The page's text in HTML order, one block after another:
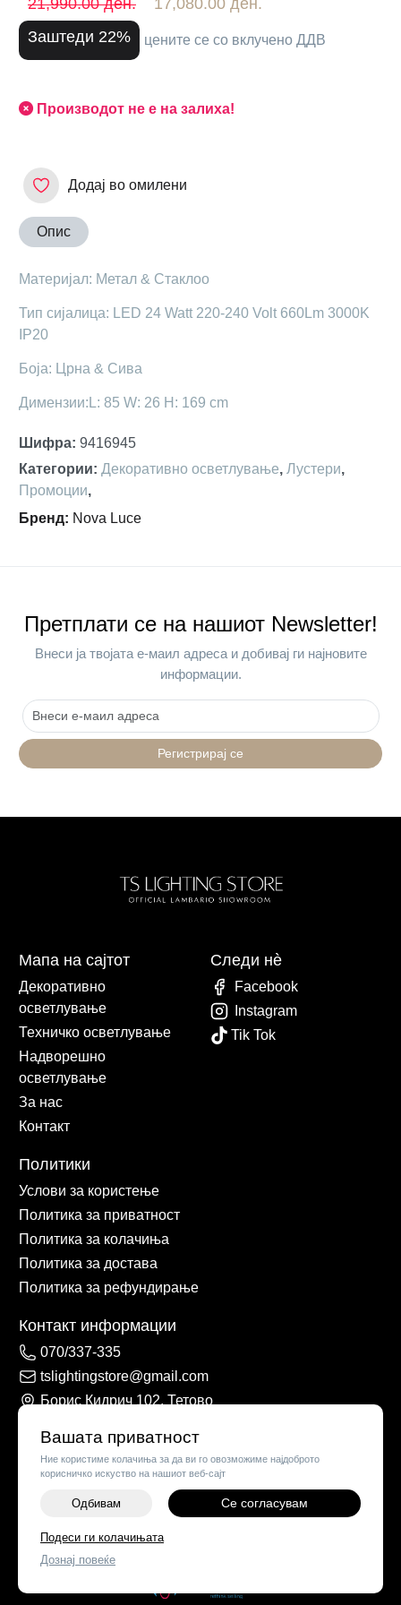
Вашата приватност
Ние користиме колачиња за да ви го овозможиме најдоброто
корисничко искуство на нашиот веб-сајт
Одбивам Се согласувам
Подеси ги колачињата
Дознај повеќе
Заштеди 22%
цените се со вклучено ДДВ
Производот не е на залиха!
Додај во омилени
Опис
Материјал: Метал & Стаклоо
Тип сијалица: LED 24 Watt 220-240 Volt 660Lm 3000K
IP20
Боја: Црна & Сива
Димензии:L: 85 W: 26 H: 169 cm
Шифра: 9416945
Категории: Декоративно осветлување, Лустери,
Промоции,
Бренд: Nova Luce
Претплати се на нашиот Newsletter!
Внеси ја твојата е-маил адреса и добивај ги најновите
информации.
Регистрирај се
Мапа на сајтот
Декоративно
осветлување
Техничко осветлување
Надворешно
осветлување
За нас
Контакт
Политики
Услови за користење
Политика за приватност
Политика за колачиња
Политика за достава
Политика за рефундирање
Контакт информации
070/337-335
tslightingstore@gmail.com
Борис Кидрич 102, Тетово
Следи нè
Facebook
Instagram
Tik Tok
©2026
Поставки за колачиња